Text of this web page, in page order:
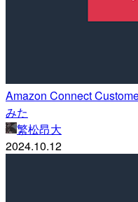
Amazon Connect
みた
繁松昂大
2024.10.12